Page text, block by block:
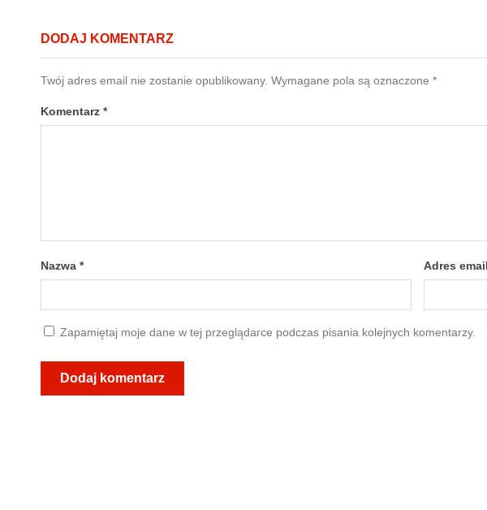
DODAJ KOMENTARZ
Twój adres email nie zostanie opublikowany. Wymagane pola są oznaczone *
Komentarz *
Nazwa * Adres email
Zapamiętaj moje dane w tej przeglądarce podczas pisania kolejnych komentarzy.